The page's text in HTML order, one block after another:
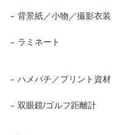
背景紙／小物／撮影衣装
ラミネート
ハメパチ／プリント資材
双眼鏡/ゴルフ距離計